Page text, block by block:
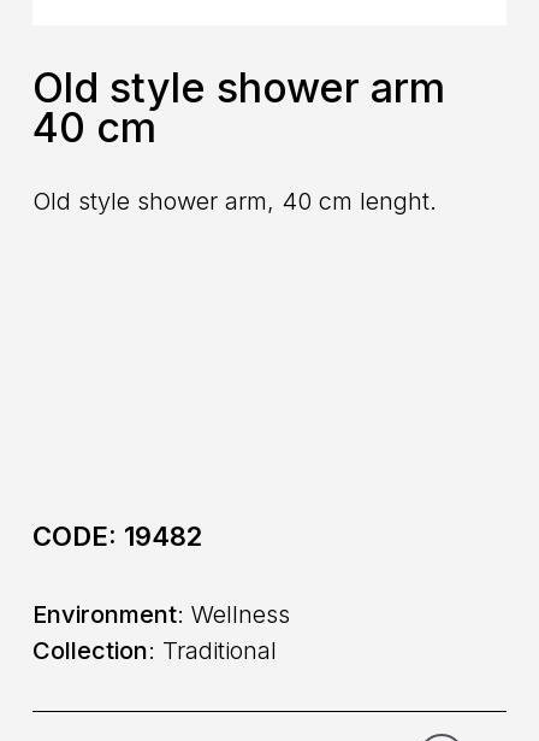
Old style shower arm
40 cm
Old style shower arm, 40 cm lenght.
CODE: 19482
Environment: Wellness
Collection: Traditional